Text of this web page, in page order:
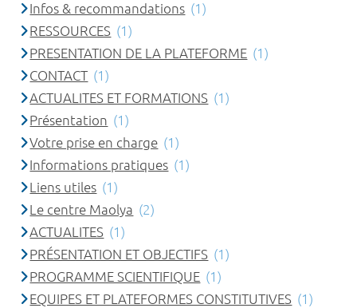
Infos & recommandations (1)
RESSOURCES (1)
PRESENTATION DE LA PLATEFORME (1)
CONTACT (1)
ACTUALITES ET FORMATIONS (1)
Présentation (1)
Votre prise en charge (1)
Informations pratiques (1)
Liens utiles (1)
Le centre Maolya (2)
ACTUALITES (1)
PRÉSENTATION ET OBJECTIFS (1)
PROGRAMME SCIENTIFIQUE (1)
EQUIPES ET PLATEFORMES CONSTITUTIVES (1)